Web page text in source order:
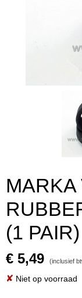
MARKA
(1
€ 5,49 (inclusief
✘ Niet op voorraad